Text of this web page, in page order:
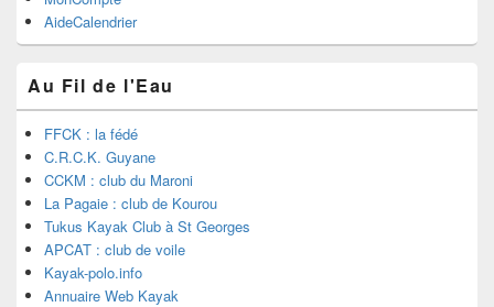
AideCalendrier
Au Fil de l'Eau
FFCK : la fédé
C.R.C.K. Guyane
CCKM : club du Maroni
La Pagaie : club de Kourou
Tukus Kayak Club à St Georges
APCAT : club de voile
Kayak-polo.info
Annuaire Web Kayak